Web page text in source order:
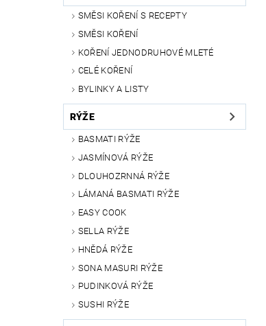
SMĚSI KOŘENÍ S RECEPTY
SMĚSI KOŘENÍ
KOŘENÍ JEDNODRUHOVÉ MLETÉ
CELÉ KOŘENÍ
BYLINKY A LISTY
RÝŽE
BASMATI RÝŽE
JASMÍNOVÁ RÝŽE
DLOUHOZRNNÁ RÝŽE
LÁMANÁ BASMATI RÝŽE
EASY COOK
SELLA RÝŽE
HNĚDÁ RÝŽE
SONA MASURI RÝŽE
PUDINKOVÁ RÝŽE
SUSHI RÝŽE